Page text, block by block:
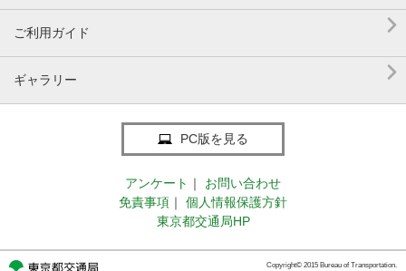
ご利用ガイド 
ギャラリー 
PC版を見る
アンケート ｜
お問い合わせ
免責事項 ｜
個人情報保護方針
東京都交通局HP
Copyright© 2015 Bureau of Transportation.